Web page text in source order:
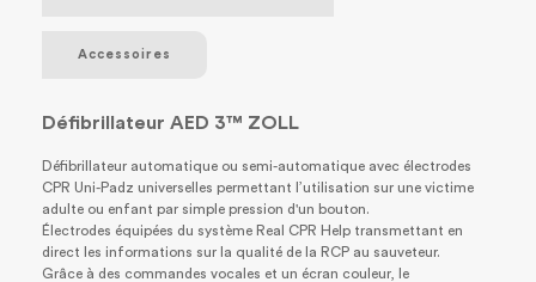
Accessoires
Défibrillateur AED 3™ ZOLL
Défibrillateur automatique ou semi-automatique avec électrodes
CPR Uni-Padz universelles permettant l’utilisation sur une victime
adulte ou enfant par simple pression d'un bouton.
Électrodes équipées du système Real CPR Help transmettant en
direct les informations sur la qualité de la RCP au sauveteur.
Grâce à des commandes vocales et un écran couleur, le